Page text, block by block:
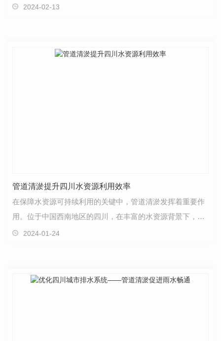
解决堵塞问题的..选择。在日常生活中，堵塞的管…
2024-02-13
管道清淤提升四川水资源利用效率
在保障水资源可持续利用的关键中，管道清淤发挥着重要作
用。位于中国西南地区的四川，在丰富的水资源背景下，为
了提高水资源利用效率，管道清淤成为一项不可或缺的…
2024-01-24